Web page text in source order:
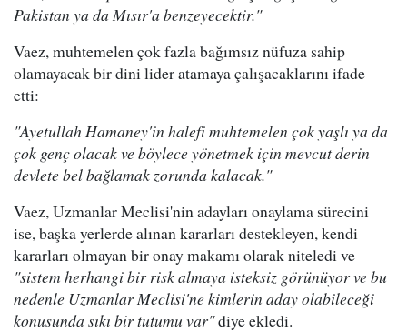
Pakistan ya da Mısır'a benzeyecektir."
Vaez, muhtemelen çok fazla bağımsız nüfuza sahip
olamayacak bir dini lider atamaya çalışacaklarını ifade
etti:
"Ayetullah Hamaney'in halefi muhtemelen çok yaşlı ya da
çok genç olacak ve böylece yönetmek için mevcut derin
devlete bel bağlamak zorunda kalacak."
Vaez, Uzmanlar Meclisi'nin adayları onaylama sürecini
ise, başka yerlerde alınan kararları destekleyen, kendi
kararları olmayan bir onay makamı olarak niteledi ve
"sistem herhangi bir risk almaya isteksiz görünüyor ve bu
nedenle Uzmanlar Meclisi'ne kimlerin aday olabileceği
konusunda sıkı bir tutumu var"diye ekledi.